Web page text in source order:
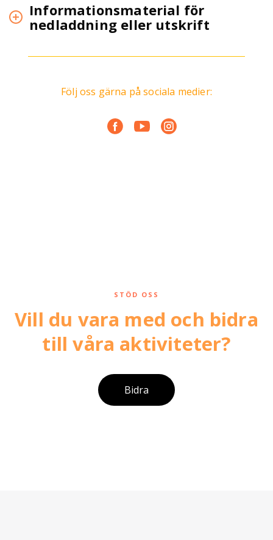
Informationsmaterial för
nedladdning eller utskrift
Följ oss gärna på sociala medier:
STÖD OSS
Vill du vara med och bidra
till våra aktiviteter?
Bidra